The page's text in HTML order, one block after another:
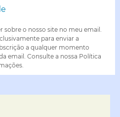
sobre o nosso site no meu email.
para enviar a
a qualquer momento
email. Consulte a nossa Política